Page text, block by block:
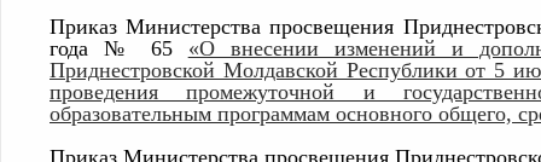
Приказ Министерства просвещения
года № 65 «О внесении изменений и
Приднестровской Молдавской Республики от 5
проведения промежуточной и
образовательным программам основного общего,
Приказ Министерства просвещения